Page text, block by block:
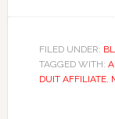
FILED UNDER:
TAGGED WITH:
DUIT AFFILIATE,